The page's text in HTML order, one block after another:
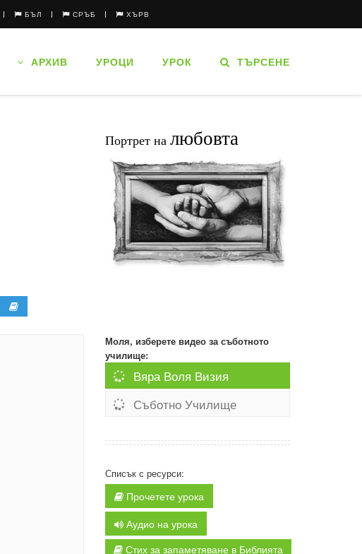
БЪЛ СРЪБ ХЪРВ
АРХИВ УРОЦИ УРОК ТЪРСЕНЕ
Портрет на любовта
Моля, изберете видео за съботното
училище:
Вяра Воля Визия
Съботно Училище
Списък с ресурси:
Прочетете урока
Аудио на урока
Стих за запаметяване в Библията